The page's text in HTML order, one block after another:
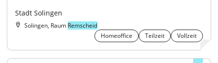
Stadt Solingen
Solingen, Raum Remscheid
Homeoffice
Teilzeit Vollzeit